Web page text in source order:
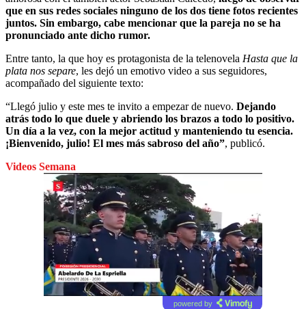
que en sus redes sociales ninguno de los dos tiene fotos recientes
juntos. Sin embargo, cabe mencionar que la pareja no se ha
pronunciado ante dicho rumor.
Entre tanto, la que hoy es protagonista de la telenovela Hasta que la
plata nos separe, les dejó un emotivo video a sus seguidores,
acompañado del siguiente texto:
“Llegó julio y este mes te invito a empezar de nuevo. Dejando
atrás todo lo que duele y abriendo los brazos a todo lo positivo.
Un día a la vez, con la mejor actitud y manteniendo tu esencia.
¡Bienvenido, julio! El mes más sabroso del año”, publicó.
Videos Semana
powered by